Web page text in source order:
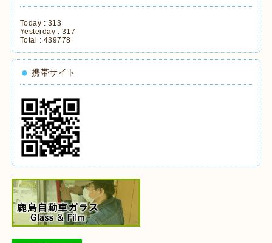
Today : 313
Yesterday : 317
Total : 439778
携帯サイト